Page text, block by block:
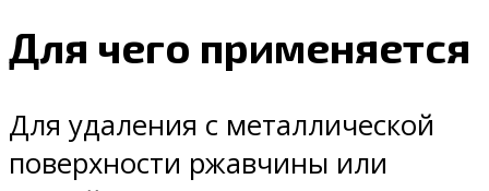
Для чего применяется
Для удаления с металлической
поверхности ржавчины или